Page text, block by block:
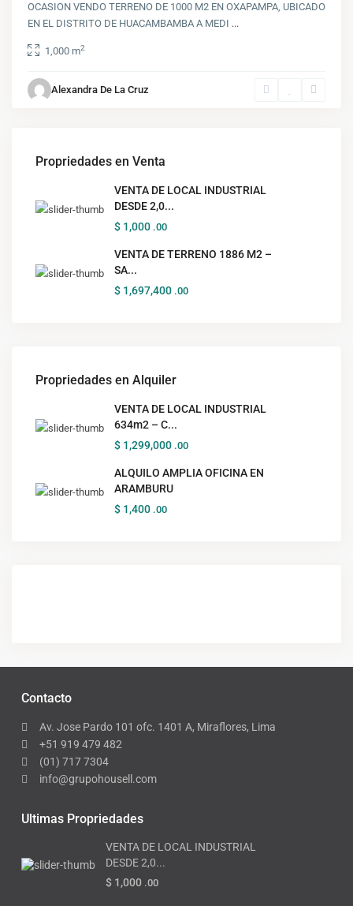
OCASION VENDO TERRENO DE 1000 M2 EN OXAPAMPA, UBICADO
EN EL DISTRITO DE HUACAMBAMBA A MEDI ...
1,000 m2
Alexandra De La Cruz
Propriedades en Venta
VENTA DE LOCAL INDUSTRIAL
DESDE 2,0...
$ 1,000 .00
VENTA DE TERRENO 1886 M2 –
SA...
$ 1,697,400 .00
Propriedades en Alquiler
VENTA DE LOCAL INDUSTRIAL
634m2 – C...
$ 1,299,000 .00
ALQUILO AMPLIA OFICINA EN
ARAMBURU
$ 1,400 .00
Contacto
Av. Jose Pardo 101 ofc. 1401 A, Miraflores, Lima
+51 919 479 482
(01) 717 7304
info@grupohousell.com
Ultimas Propriedades
VENTA DE LOCAL INDUSTRIAL
DESDE 2,0...
$ 1,000 .00